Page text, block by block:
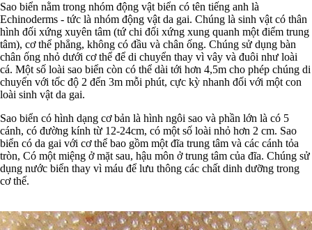
Sao biển nằm trong nhóm động vật biển có tên tiếng anh là
Echinoderms - tức là nhóm động vật da gai. Chúng là sinh vật có thân
hình đối xứng xuyên tâm (tứ chi đối xứng xung quanh một điểm trung
tâm), cơ thể phẳng, không có đầu và chân ống. Chúng sử dụng bàn
chân ống nhỏ dưới cơ thể để di chuyển thay vì vây và đuôi như loài
cá. Một số loài sao biển còn có thể dài tới hơn 4,5m cho phép chúng di
chuyển với tốc độ 2 đến 3m mỗi phút, cực kỳ nhanh đối với một con
loài sinh vật da gai.
Sao biển có hình dạng cơ bản là hình ngôi sao và phần lớn là có 5
cánh, có đường kính từ 12-24cm, có một số loài nhỏ hơn 2 cm. Sao
biển có da gai với cơ thể bao gồm một đĩa trung tâm và các cánh tỏa
tròn, Có một miệng ở mặt sau, hậu môn ở trung tâm của đĩa. Chúng sử
dụng nước biển thay vì máu để lưu thông các chất dinh dưỡng trong
cơ thể.